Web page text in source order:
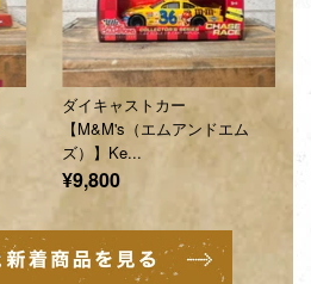
ダイキャストカー
【M&M's（エムアンドエム
ズ）】Ke...
通
価
格
¥9,800